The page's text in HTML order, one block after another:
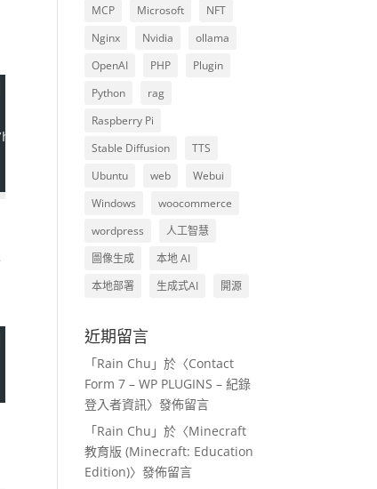
MCP
Microsoft
NFT
Nginx
Nvidia
ollama
OpenAI
PHP
Plugin
Python
rag
Raspberry Pi
Stable Diffusion
TTS
Ubuntu
web
Webui
Windows
woocommerce
wordpress
人工智慧
圖像生成
本地 AI
本地部署
生成式AI 開源
近期留言
「Rain Chu 」於〈Contact
Form 7 – WP PLUGINS – 紀錄
登入者資訊〉發佈留言
「Rain Chu 」於〈Minecraft
教育版 (Minecraft: Education
Edition)〉發佈留言